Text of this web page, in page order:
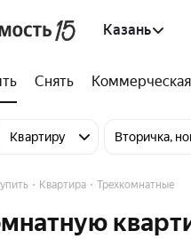
Казань
Снять Коммерческая
Квартиру Вторичка,
Квартира Трехкомнатные